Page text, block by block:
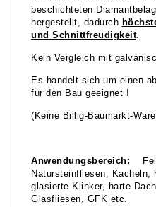
beschichteten
hergestellt, dadurch
und Schnittfreudigkeit.
Kein Vergleich mit
Es handelt sich um einen
für den Bau geeignet !
(Keine Billig-Baumarkt-
Anwendungsbereich:
Natursteinfliesen, Kacheln,
glasierte Klinker, harte
Glasfliesen, GFK etc.